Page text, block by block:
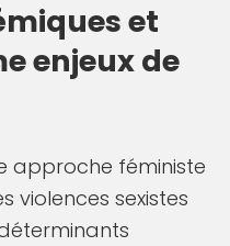
et
enjeux de
approche féministe
violences sexistes